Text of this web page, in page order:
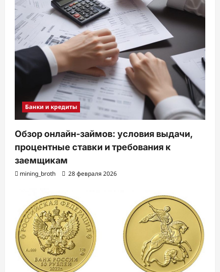
Банки и кредиты
Обзор онлайн-займов: условия выдачи,
процентные ставки и требования к
заемщикам
mining_broth 28 февраля 2026